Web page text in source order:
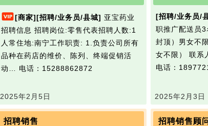
[商家][招聘/业务员/县城] 亚宝药业
招聘信息 招聘岗位:零售代表招聘人数:1
人常住地:南宁工作职责: 1.负责公司所有
品种在药店的维价、陈列、终端促销活
动… 电话：15288862872
2025年2月5日
[招聘/业务员/
职推广配送员
封顶）男女不
女不限） 联系
电话：
2025年2月3日
招聘销售 招聘销售顾